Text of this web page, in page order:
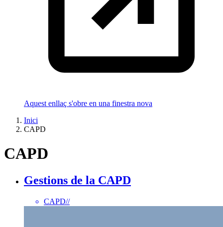
Aquest enllaç s'obre en una finestra nova
Inici
CAPD
CAPD
Gestions de la CAPD
CAPD//